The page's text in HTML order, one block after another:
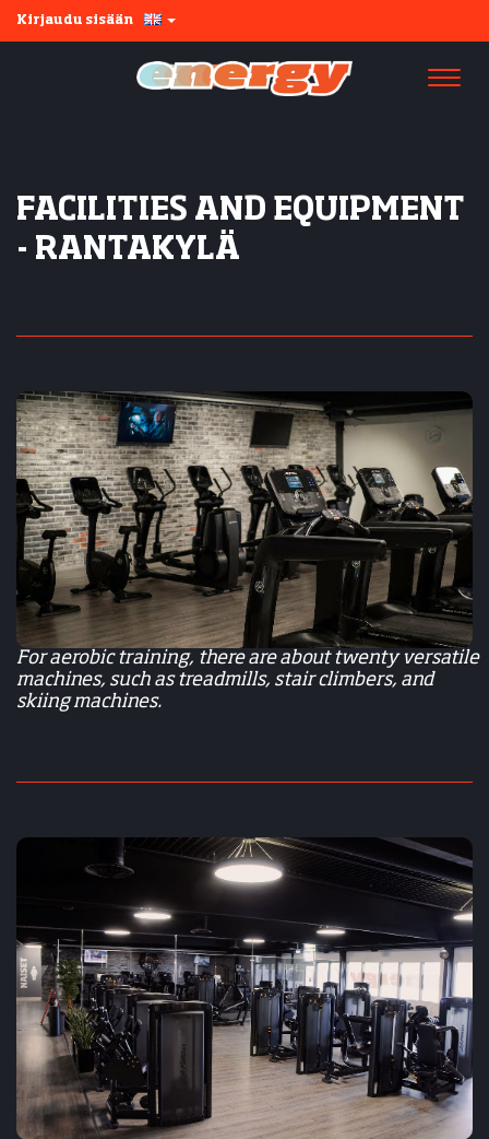
Kirjaudu sisään
FACILITIES AND EQUIPMENT
- RANTAKYLÄ
For aerobic training, there are about twenty versatile
machines, such as treadmills, stair climbers, and
skiing machines.